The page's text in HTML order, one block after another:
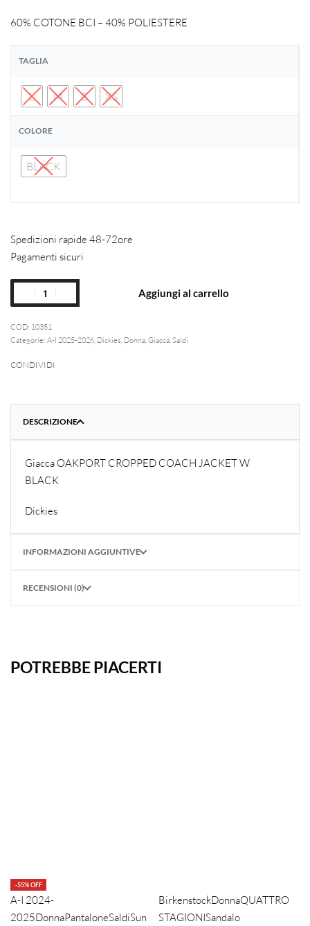
60% COTONE BCI – 40% POLIESTERE
TAGLIA
L M S XS
COLORE
BLACK
Spedizioni rapide 48-72ore
Pagamenti sicuri
Aggiungi al carrello
10351
Categorie: A-I 2025-2026, Dickies, Donna,Giacca,Saldi
CONDIVIDI
DESCRIZIONE
Giacca OAKPORT CROPPED COACH JACKET W
BLACK
Dickies
INFORMAZIONI AGGIUNTIVE
RECENSIONI (0)
POTREBBE PIACERTI
-55% OFF
A-I 2024-
2025DonnaPantaloneSaldiSun
BirkenstockDonnaQUATTRO
STAGIONISandalo